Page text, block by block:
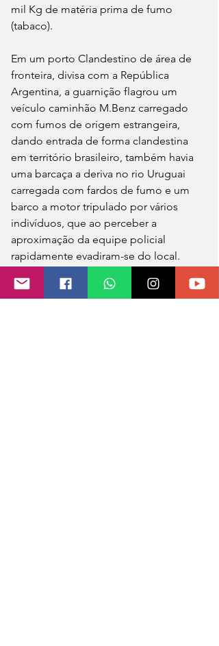
mil Kg de matéria prima de fumo
(tabaco).
Em um porto Clandestino de área de
fronteira, divisa com a República
Argentina, a guarnição flagrou um
veículo caminhão M.Benz carregado
com fumos de origem estrangeira,
dando entrada de forma clandestina
em território brasileiro, também havia
uma barcaça a deriva no rio Uruguai
carregada com fardos de fumo e um
barco a motor tripulado por vários
indivíduos, que ao perceber a
aproximação da equipe policial
rapidamente evadiram-se do local.
Diante dos fatos, o material foi